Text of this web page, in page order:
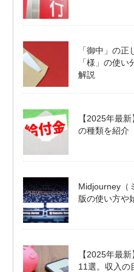
「御中」の
「様」の使
解説
【2025年最
の種類を紹介
Midjourney（
版の使い方や
【2025年最
11選。収入の